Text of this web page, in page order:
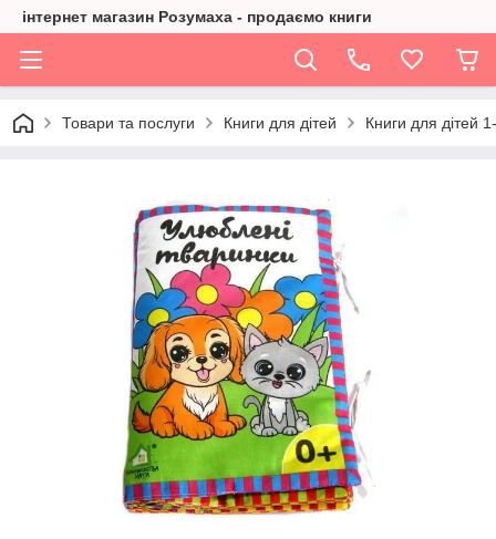
інтернет магазин Розумаха - продаємо книги
Товари та послуги Книги для дітей Книги для дітей